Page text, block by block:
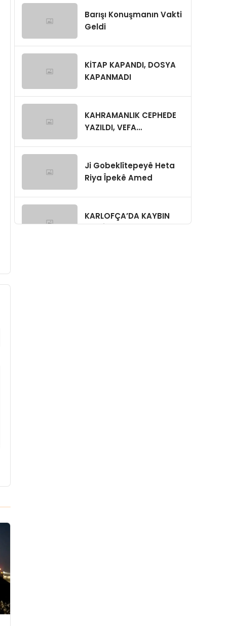
Barışı Konuşmanın Vakti
Geldi
KİTAP KAPANDI, DOSYA
KAPANMADI
KAHRAMANLIK CEPHEDE
YAZILDI, VEFA
Ji Gobeklîtepeyê Heta
Riya Îpekê Amed
KARLOFÇA’DA KAYBIN